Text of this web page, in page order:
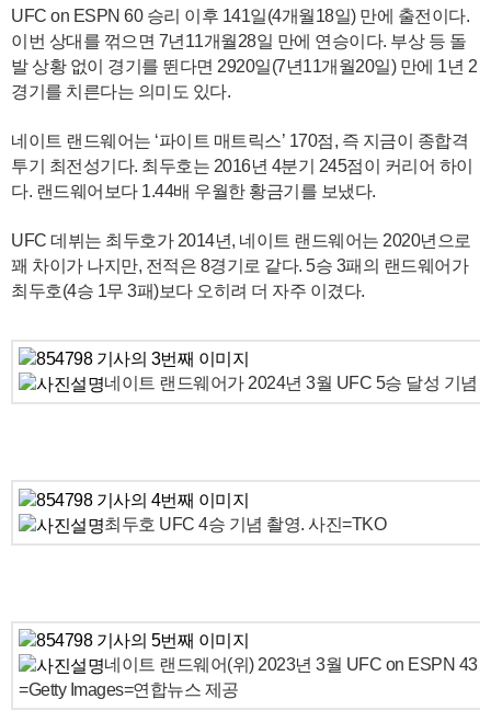
UFC on ESPN 60 승리 이후 141일(4개월18일) 만에 출전이다.
이번 상대를 꺾으면 7년11개월28일 만에 연승이다. 부상 등 돌
발 상황 없이 경기를 뛴다면 2920일(7년11개월20일) 만에 1년 2
경기를 치른다는 의미도 있다.
네이트 랜드웨어는 ‘파이트 매트릭스’ 170점, 즉 지금이 종합격
투기 최전성기다. 최두호는 2016년 4분기 245점이 커리어 하이
다. 랜드웨어보다 1.44배 우월한 황금기를 보냈다.
UFC 데뷔는 최두호가 2014년, 네이트 랜드웨어는 2020년으로
꽤 차이가 나지만, 전적은 8경기로 같다. 5승 3패의 랜드웨어가
최두호(4승 1무 3패)보다 오히려 더 자주 이겼다.
네이트 랜드웨어가 2024년 3월 UFC 5승 달성 기념
최두호 UFC 4승 기념 촬영. 사진=TKO
네이트 랜드웨어(위) 2023년 3월 UFC on ESPN 43
=Getty Images=연합뉴스 제공